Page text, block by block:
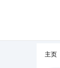
主页